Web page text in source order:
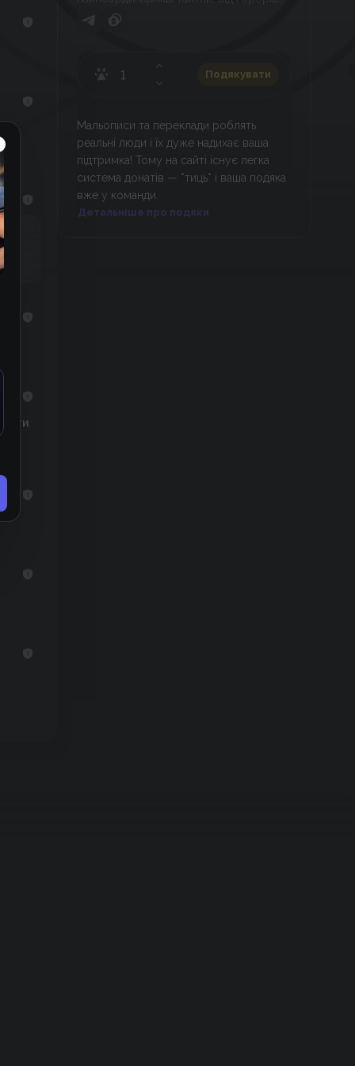
до комедії та романтики! Обіцяємо: у
Подякувати
Мальописи та переклади роблять
реальні люди і їх дуже надихає ваша
підтримка! Тому на сайті існує легка
система донатів — *тиць* і ваша подяка
вже у команди.
Детальніше про подяки